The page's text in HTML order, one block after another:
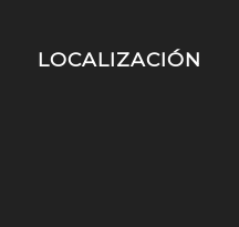
LOCALIZACIÓN